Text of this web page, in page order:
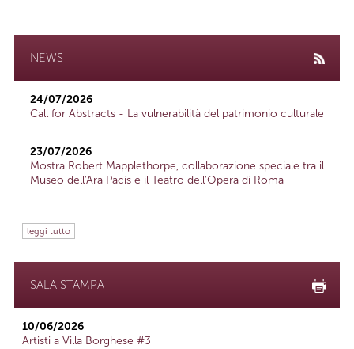
NEWS
24/07/2026
Call for Abstracts - La vulnerabilità del patrimonio culturale
23/07/2026
Mostra Robert Mapplethorpe, collaborazione speciale tra il
Museo dell'Ara Pacis e il Teatro dell'Opera di Roma
leggi tutto
SALA STAMPA
10/06/2026
Artisti a Villa Borghese #3